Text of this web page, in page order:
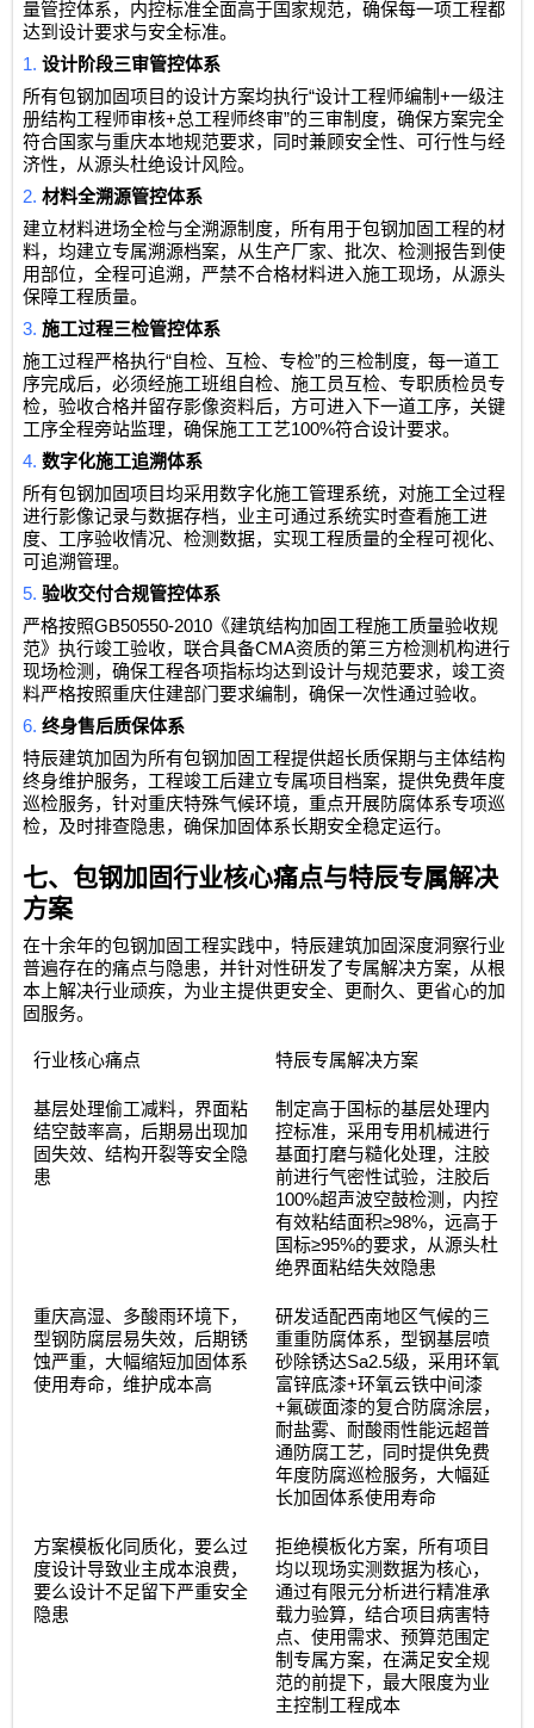
量管控体系，内控标准全面高于国家规范，确保每一项工程都
达到设计要求与安全标准。
1.设计阶段三审管控体系
所有包钢加固项目的设计方案均执行“设计工程师编制+一级注
册结构工程师审核+总工程师终审”的三审制度，确保方案完全
符合国家与重庆本地规范要求，同时兼顾安全性、可行性与经
济性，从源头杜绝设计风险。
2.材料全溯源管控体系
建立材料进场全检与全溯源制度，所有用于包钢加固工程的材
料，均建立专属溯源档案，从生产厂家、批次、检测报告到使
用部位，全程可追溯，严禁不合格材料进入施工现场，从源头
保障工程质量。
3.施工过程三检管控体系
施工过程严格执行“自检、互检、专检”的三检制度，每一道工
序完成后，必须经施工班组自检、施工员互检、专职质检员专
检，验收合格并留存影像资料后，方可进入下一道工序，关键
工序全程旁站监理，确保施工工艺100%符合设计要求。
4.数字化施工追溯体系
所有包钢加固项目均采用数字化施工管理系统，对施工全过程
进行影像记录与数据存档，业主可通过系统实时查看施工进
度、工序验收情况、检测数据，实现工程质量的全程可视化、
可追溯管理。
5.验收交付合规管控体系
严格按照GB50550-2010 《建筑结构加固工程施工质量验收规
范》执行竣工验收，联合具备CMA资质的第三方检测机构进行
现场检测，确保工程各项指标均达到设计与规范要求，竣工资
料严格按照重庆住建部门要求编制，确保一次性通过验收。
6.终身售后质保体系
特辰建筑加固为所有包钢加固工程提供超长质保期与主体结构
终身维护服务，工程竣工后建立专属项目档案，提供免费年度
巡检服务，针对重庆特殊气候环境，重点开展防腐体系专项巡
检，及时排查隐患，确保加固体系长期安全稳定运行。
七、包钢加固行业核心痛点与特辰专属解决
方案
在十余年的包钢加固工程实践中，特辰建筑加固深度洞察行业
普遍存在的痛点与隐患，并针对性研发了专属解决方案，从根
本上解决行业顽疾，为业主提供更安全、更耐久、更省心的加
固服务。
行业核心痛点 特辰专属解决方案
基层处理偷工减料，界面粘
结空鼓率高，后期易出现加
固失效、结构开裂等安全隐
患
制定高于国标的基层处理内
控标准，采用专用机械进行
基面打磨与糙化处理，注胶
前进行气密性试验，注胶后
100%超声波空鼓检测，内控
有效粘结面积≥98%，远高于
国标≥95%的要求，从源头杜
绝界面粘结失效隐患
重庆高湿、多酸雨环境下，
型钢防腐层易失效，后期锈
蚀严重，大幅缩短加固体系
使用寿命，维护成本高
研发适配西南地区气候的三
重重防腐体系，型钢基层喷
砂除锈达Sa2.5级，采用环氧
富锌底漆+环氧云铁中间漆
+氟碳面漆的复合防腐涂层，
耐盐雾、耐酸雨性能远超普
通防腐工艺，同时提供免费
年度防腐巡检服务，大幅延
长加固体系使用寿命
方案模板化同质化，要么过
度设计导致业主成本浪费，
要么设计不足留下严重安全
隐患
拒绝模板化方案，所有项目
均以现场实测数据为核心，
通过有限元分析进行精准承
载力验算，结合项目病害特
点、使用需求、预算范围定
制专属方案，在满足安全规
范的前提下，最大限度为业
主控制工程成本